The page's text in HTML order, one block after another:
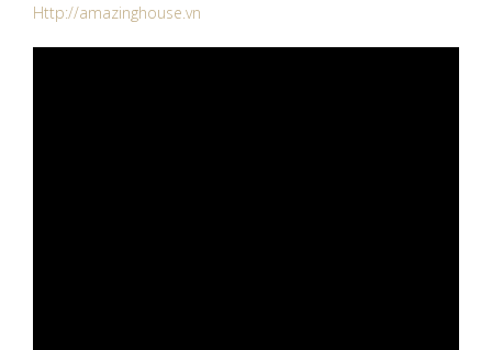
Http://amazinghouse.vn